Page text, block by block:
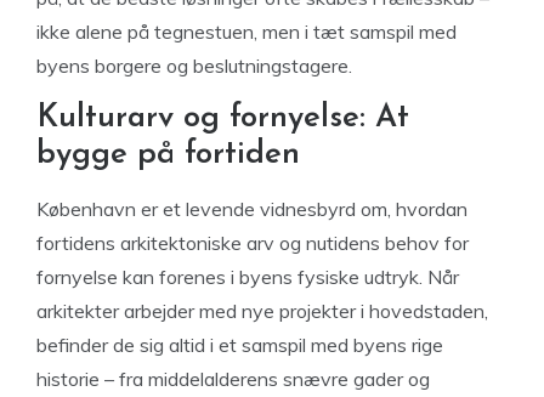
ikke alene på tegnestuen, men i tæt samspil med
byens borgere og beslutningstagere.
Kulturarv og fornyelse: At
bygge på fortiden
København er et levende vidnesbyrd om, hvordan
fortidens arkitektoniske arv og nutidens behov for
fornyelse kan forenes i byens fysiske udtryk. Når
arkitekter arbejder med nye projekter i hovedstaden,
befinder de sig altid i et samspil med byens rige
historie – fra middelalderens snævre gader og